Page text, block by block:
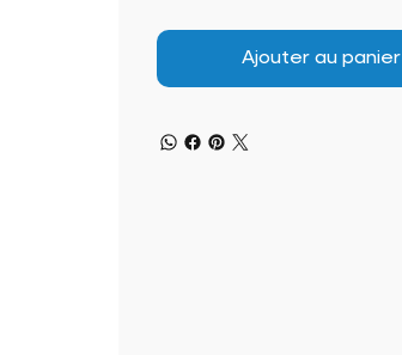
Ajouter au panier